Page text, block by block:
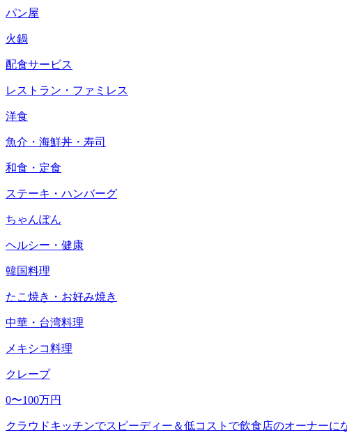
パン屋
火鍋
配食サービス
レストラン・ファミレス
洋食
魚介・海鮮丼・寿司
和食・定食
ステーキ・ハンバーグ
ちゃんぽん
ヘルシー・健康
韓国料理
たこ焼き・お好み焼き
中華・台湾料理
メキシコ料理
クレープ
0〜100万円
クラウドキッチンでスピーディー＆低コストで飲食店のオーナーに